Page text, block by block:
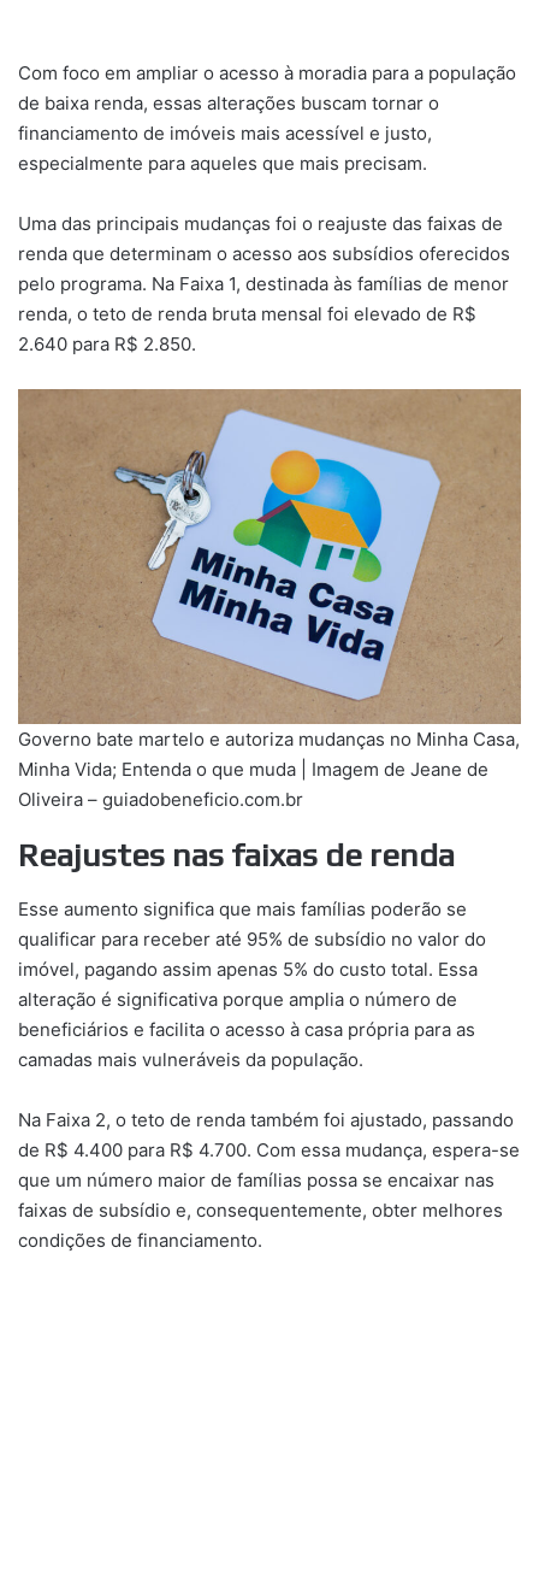
Com foco em ampliar o acesso à moradia para a população
de baixa renda, essas alterações buscam tornar o
financiamento de imóveis mais acessível e justo,
especialmente para aqueles que mais precisam.
Uma das principais mudanças foi o reajuste das faixas de
renda que determinam o acesso aos subsídios oferecidos
pelo programa. Na Faixa 1, destinada às famílias de menor
renda, o teto de renda bruta mensal foi elevado de R$
2.640 para R$ 2.850.
Governo bate martelo e autoriza mudanças no Minha Casa,
Minha Vida; Entenda o que muda | Imagem de Jeane de
Oliveira – guiadobeneficio.com.br
Reajustes nas faixas de renda
Esse aumento significa que mais famílias poderão se
qualificar para receber até 95% de subsídio no valor do
imóvel, pagando assim apenas 5% do custo total. Essa
alteração é significativa porque amplia o número de
beneficiários e facilita o acesso à casa própria para as
camadas mais vulneráveis da população.
Na Faixa 2, o teto de renda também foi ajustado, passando
de R$ 4.400 para R$ 4.700. Com essa mudança, espera-se
que um número maior de famílias possa se encaixar nas
faixas de subsídio e, consequentemente, obter melhores
condições de financiamento.